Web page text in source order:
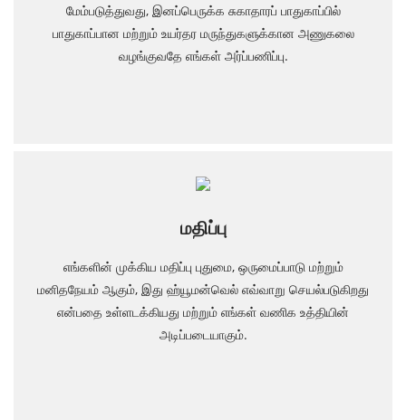
மேம்படுத்துவது, இனப்பெருக்க சுகாதாரப் பாதுகாப்பில்
பாதுகாப்பான மற்றும் உயர்தர மருந்துகளுக்கான அணுகலை
வழங்குவதே எங்கள் அர்ப்பணிப்பு.
மதிப்பு
எங்களின் முக்கிய மதிப்பு புதுமை, ஒருமைப்பாடு மற்றும்
மனிதநேயம் ஆகும், இது ஹ்யூமன்வெல் எவ்வாறு செயல்படுகிறது
என்பதை உள்ளடக்கியது மற்றும் எங்கள் வணிக உத்தியின்
அடிப்படையாகும்.